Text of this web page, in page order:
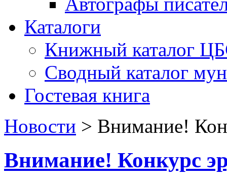
Каталоги
Книжный каталог
Сводный каталог
Гостевая книга
Новости > Внимание!
Внимание! Конкурс